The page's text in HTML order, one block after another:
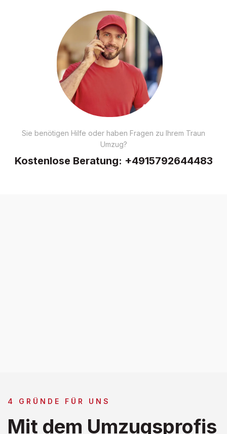
Sie benötigen Hilfe oder haben Fragen zu Ihrem Traun
Umzug?
Kostenlose Beratung: +4915792644483
4 GRÜNDE FÜR UNS
Mit dem Umzugsprofis